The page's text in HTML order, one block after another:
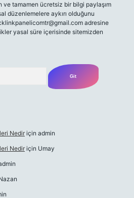
ve tamamen ücretsiz bir bilgi paylaşım
düzenlemelere aykırı olduğunu
adresine
yasal süre içerisinde sitemizden
Nedir için admin
Nedir için Umay